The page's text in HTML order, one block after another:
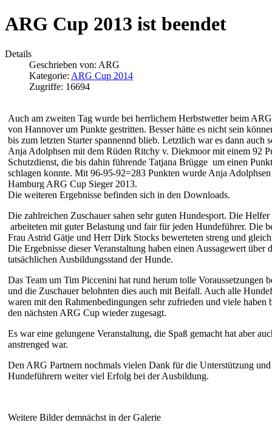
ARG Cup 2013 ist beendet
Details
Geschrieben von: ARG
Kategorie: ARG Cup 2014
Zugriffe: 16694
Auch am zweiten Tag wurde bei herrlichem Herbstwetter beim
von Hannover um Punkte gestritten. Besser hätte es nicht sein
bis zum letzten Starter spannennd blieb. Letztlich war es dann auch
Anja Adolphsen mit dem Rüden Ritchy v. Diekmoor mit einem 92
Schutzdienst, die bis dahin führende Tatjana Brügge um einen Punkt
schlagen konnte. Mit 96-95-92=283 Punkten wurde Anja Adolphsen
Hamburg ARG Cup Sieger 2013.
Die weiteren Ergebnisse befinden sich in den Downloads.
Die zahlreichen Zuschauer sahen sehr guten Hundesport. Die Helfer
arbeiteten mit guter Belastung und fair für jeden Hundeführer. Die
Frau Astrid Gätje und Herr Dirk Stocks bewerteten streng und
Die Ergebnisse dieser Veranstaltung haben einen Aussagewert über
tatsächlichen Ausbildungsstand der Hunde.
Das Team um Tim Piccenini hat rund herum tolle Voraussetzungen
und die Zuschauer belohnten dies auch mit Beifall. Auch alle
waren mit den Rahmenbedingungen sehr zufrieden und viele haben
den nächsten ARG Cup wieder zugesagt.
Es war eine gelungene Veranstaltung, die Spaß gemacht hat aber
anstrenged war.
Den ARG Partnern nochmals vielen Dank für die Unterstützung
Hundeführern weiter viel Erfolg bei der Ausbildung.
Weitere Bilder demnächst in der Galerie